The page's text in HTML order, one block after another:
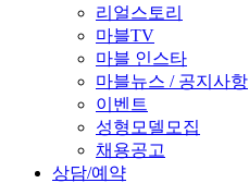
리얼스토리
마블TV
마블 인스타
마블뉴스 / 공지사항
이벤트
성형모델모집
채용공고
상담/예약